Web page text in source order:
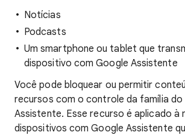
Notícias
Podcasts
Um smartphone ou tablet que
dispositivo com Google Assistente
Você pode bloquear ou permitir
recursos com o controle da família do
Assistente. Esse recurso é aplicado à
dispositivos com Google Assistente